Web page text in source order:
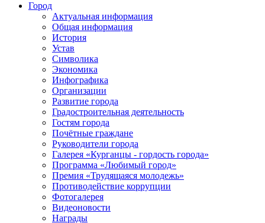
Город
Актуальная информация
Общая информация
История
Устав
Символика
Экономика
Инфографика
Организации
Развитие города
Градостроительная деятельность
Гостям города
Почётные граждане
Руководители города
Галерея «Курганцы - гордость города»
Программа «Любимый город»
Премия «Трудящаяся молодежь»
Противодействие коррупции
Фотогалерея
Видеоновости
Награды